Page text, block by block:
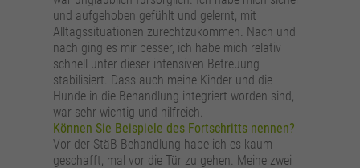
und aufgehoben gefühlt und gelernt, mit
Alltagssituationen zurechtzukommen. Nach und
nach ging es mir besser, ich habe mich relativ
schnell unter dieser intensiven Betreuung
stabilisiert. Dass auch meine Kinder und die
Hunde in die Behandlung integriert worden sind,
war sehr wichtig und hilfreich.
Können Sie Beispiele des Fortschritts nennen?
Vor der StäB Behandlung habe ich es kaum
geschafft, mal vor die Tür zu gehen. Meine zwei